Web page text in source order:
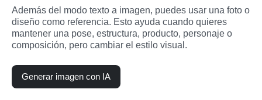
Además del modo texto a imagen, puedes usar una foto o
diseño como referencia. Esto ayuda cuando quieres
mantener una pose, estructura, producto, personaje o
composición, pero cambiar el estilo visual.
Generar imagen con IA